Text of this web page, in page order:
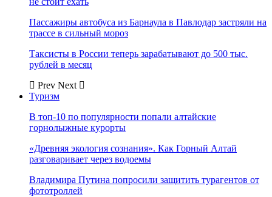
Пассажиры автобуса из Барнаула в Павлодар застряли на
трассе в сильный мороз
Таксисты в России теперь зарабатывают до 500 тыс.
рублей в месяц
Prev Next
Туризм
В топ-10 по популярности попали алтайские
горнолыжные курорты
«Древняя экология сознания». Как Горный Алтай
разговаривает через водоемы
Владимира Путина попросили защитить турагентов от
фототроллей